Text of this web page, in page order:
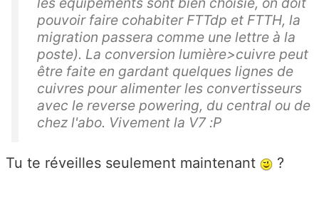
pouvoir faire cohabiter FTTdp et FTTH, la
migration passera comme une lettre à la
poste). La conversion lumière>cuivre peut
être faite en gardant quelques lignes de
cuivres pour alimenter les convertisseurs
avec le reverse powering, du central ou de
chez l'abo. Vivement la V7 :P
Tu te réveilles seulement maintenant ?